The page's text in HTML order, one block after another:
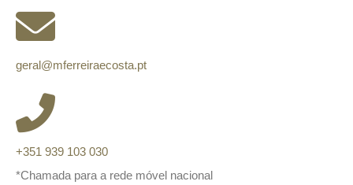
geral@mferreiraecosta.pt
+351 939 103 030
*Chamada para a rede móvel nacional